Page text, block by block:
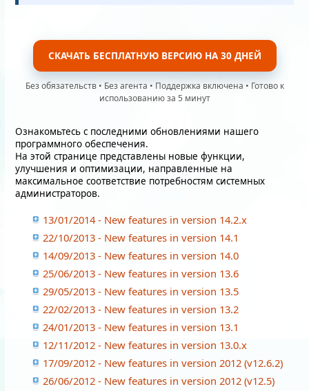
СКАЧАТЬ БЕСПЛАТНУЮ ВЕРСИЮ НА 30 ДНЕЙ
Без обязательств • Без агента • Поддержка включена • Готово к
использованию за 5 минут
Ознакомьтесь с последними обновлениями нашего
программного обеспечения.
На этой странице представлены новые функции,
улучшения и оптимизации, направленные на
максимальное соответствие потребностям системных
администраторов.
13/01/2014 - New features in version 14.2.x
22/10/2013 - New features in version 14.1
14/09/2013 - New features in version 14.0
25/06/2013 - New features in version 13.6
29/05/2013 - New features in version 13.5
22/02/2013 - New features in version 13.2
24/01/2013 - New features in version 13.1
12/11/2012 - New features in version 13.0.x
17/09/2012 - New features in version 2012 (v12.6.2)
26/06/2012 - New features in version 2012 (v12.5)